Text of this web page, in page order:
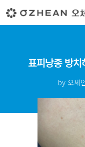
표피낭종 방
by 오체